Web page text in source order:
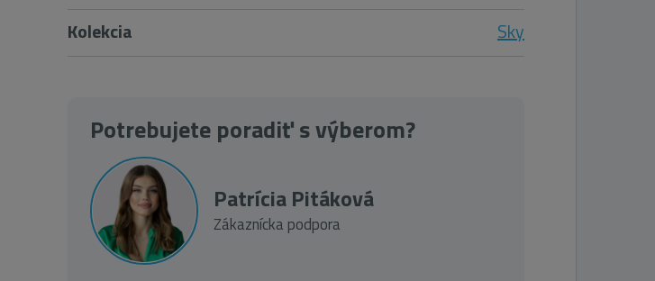
Kolekcia
Sky
Potrebujete poradiť s výberom?
Patrícia Pitáková
Zákaznícka podpora